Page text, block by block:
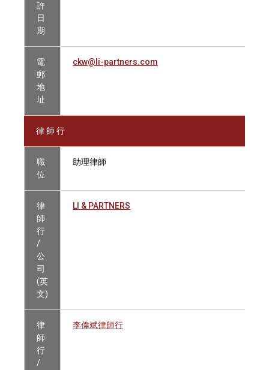
許
日
期
電
郵
地
址
ckw@li-partners.com
律 師 行
職
位
助理律師
律
師
行
/
公
司
(英
文)
LI & PARTNERS
律
師
行
/
李偉斌律師行